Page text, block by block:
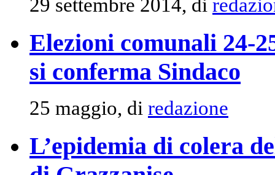
29 settembre 2014, di
Elezioni comunali 24-
si conferma Sindaco
25 maggio, di redazione
L’epidemia di colera